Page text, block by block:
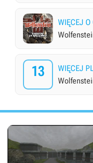
WIĘCEJ O
13
WIĘCEJ